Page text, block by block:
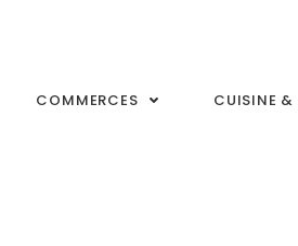
COMMERCES CUISINE &